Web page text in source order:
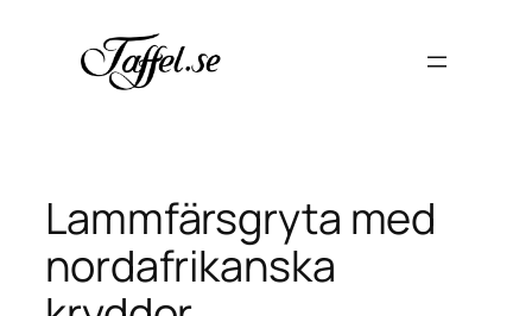
innehåll
Lammfärsgryta med
nordafrikanska